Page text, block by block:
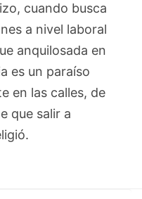
cuando busca
a nivel laboral
anquilosada en
es un paraíso
en las calles, de
que salir a